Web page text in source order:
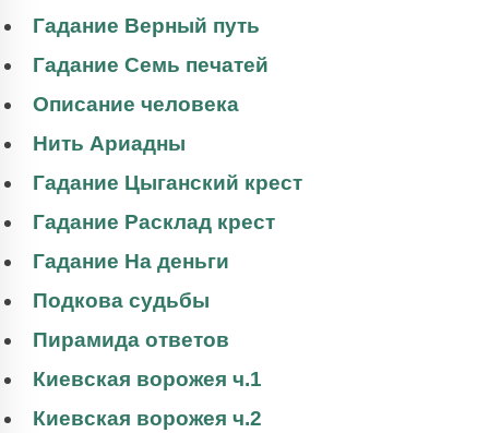
Гадание Верный путь
Гадание Семь печатей
Описание человека
Нить Ариадны
Гадание Цыганский крест
Гадание Расклад крест
Гадание На деньги
Подкова судьбы
Пирамида ответов
Киевская ворожея ч.1
Киевская ворожея ч.2